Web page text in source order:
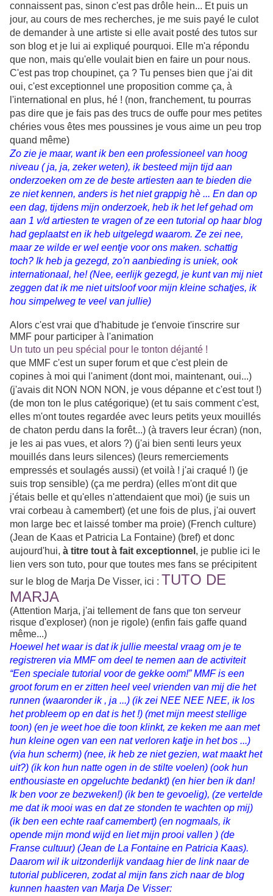
connaissent pas, sinon c'est pas drôle hein... Et puis un
jour, au cours de mes recherches, je me suis payé le culot
de demander à une artiste si elle avait posté des tutos sur
son blog et je lui ai expliqué pourquoi. Elle m'a répondu
que non, mais qu'elle voulait bien en faire un pour nous.
C'est pas trop choupinet, ça ? Tu penses bien que j'ai dit
oui, c'est exceptionnel une proposition comme ça, à
l'international en plus, hé ! (non, franchement, tu pourras
pas dire que je fais pas des trucs de ouffe pour mes petites
chéries vous êtes mes poussines je vous aime un peu trop
quand même)
Zo zie je maar, want ik ben een professioneel van hoog
niveau ( ja, ja, zeker weten), ik besteed mijn tijd aan
onderzoeken om ze de beste artiesten aan te bieden die
ze niet kennen, anders is het niet grappig hè ... En dan op
een dag, tijdens mijn onderzoek, heb ik het lef gehad om
aan 1 v/d artiesten te vragen of ze een tutorial op haar blog
had geplaatst en ik heb uitgelegd waarom. Ze zei nee,
maar ze wilde er wel eentje voor ons maken. schattig
toch? Ik heb ja gezegd, zo'n aanbieding is uniek, ook
internationaal, he! (Nee, eerlijk gezegd, je kunt van mij niet
zeggen dat ik me niet uitsloof voor mijn kleine schatjes, ik
hou simpelweg te veel van jullie)
Alors c'est vrai que d'habitude je t'envoie t'inscrire sur
MMF pour participer à l'animation
Un tuto un peu spécial pour le tonton déjanté !
que MMF c'est un super forum et que c'est plein de
copines à moi qui l'animent (dont moi, maintenant, oui...)
(j'avais dit NON NON NON, je vous dépanne et c'est tout !)
(de mon ton le plus catégorique) (et tu sais comment c'est,
elles m'ont toutes regardée avec leurs petits yeux mouillés
de chaton perdu dans la forêt...) (à travers leur écran) (non,
je les ai pas vues, et alors ?) (j'ai bien senti leurs yeux
mouillés dans leurs silences) (leurs remerciements
empressés et soulagés aussi) (et voilà ! j'ai craqué !) (je
suis trop sensible) (ça me perdra) (elles m'ont dit que
j'étais belle et qu'elles n'attendaient que moi) (je suis un
vrai corbeau à camembert) (et une fois de plus, j'ai ouvert
mon large bec et laissé tomber ma proie) (French culture)
(Jean de Kaas et Patricia La Fontaine) (bref) et donc
aujourd'hui, à titre tout à fait exceptionnel , je publie ici le
lien vers son tuto, pour que toutes mes fans se précipitent
sur le blog de Marja De Visser, ici : TUTO DE
MARJA
(Attention Marja, j'ai tellement de fans que ton serveur
risque d'exploser) (non je rigole) (enfin fais gaffe quand
même...)
Hoewel het waar is dat ik jullie meestal vraag om je te
registreren via MMF om deel te nemen aan de activiteit
“Een speciale tutorial voor de gekke oom!” MMF is een
groot forum en er zitten heel veel vrienden van mij die het
runnen (waaronder ik , ja ...) (ik zei NEE NEE NEE, ik los
het probleem op en dat is het !) (met mijn meest stellige
toon) (en je weet hoe die toon klinkt, ze keken me aan met
hun kleine ogen van een nat verloren katje in het bos ...)
(via hun scherm) (nee, ik heb ze niet gezien, wat maakt het
uit?) (ik kon hun natte ogen in de stilte voelen) (ook hun
enthousiaste en opgeluchte bedankt) (en hier ben ik dan!
Ik ben voor ze bezweken!) (ik ben te gevoelig), (ze vertelde
me dat ik mooi was en dat ze stonden te wachten op mij)
(ik ben een echte raaf camembert) (en nogmaals, ik
opende mijn mond wijd en liet mijn prooi vallen ) (de
Franse cultuur) (Jean de La Fontaine en Patricia Kaas).
Daarom wil ik uitzonderlijk vandaag hier de link naar de
tutorial publiceren, zodat al mijn fans zich naar de blog
kunnen haasten van Marja De Visser: